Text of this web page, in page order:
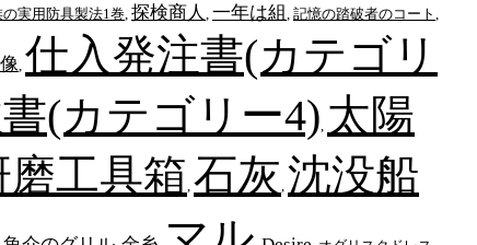
実用防具製法1巻 探検商人 一年は組 記憶の踏破者のコート
仕入発注書(カテゴリ
(カテゴリー4) 太陽
磨工具箱石灰沈没船